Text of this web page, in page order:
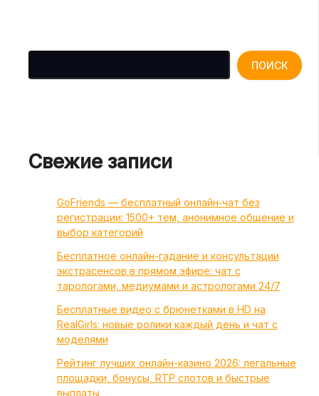
ПОИСК
Свежие записи
GoFriends — бесплатный онлайн‑чат без
регистрации: 1500+ тем, анонимное общение и
выбор категорий
Бесплатное онлайн-гадание и консультации
экстрасенсов в прямом эфире: чат с
тарологами, медиумами и астрологами 24/7
Бесплатные видео с брюнетками в HD на
RealGirls: новые ролики каждый день и чат с
моделями
Рейтинг лучших онлайн-казино 2026: легальные
площадки, бонусы, RTP слотов и быстрые
выплаты